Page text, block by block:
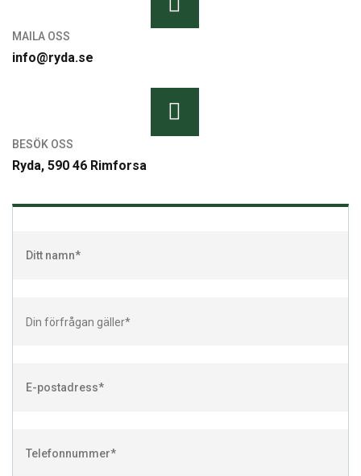
MAILA OSS
info@ryda.se
BESÖK OSS
Ryda, 590 46 Rimforsa